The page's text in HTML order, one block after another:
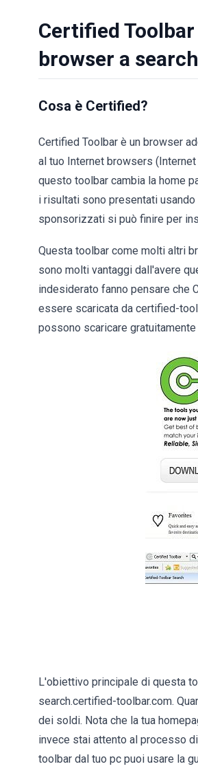
Certified
browser a
Cosa è Certified?
Certified Toolbar è un browser
al tuo Internet browsers
questo toolbar cambia la home
i risultati sono presentati
sponsorizzati si può finire per
Questa toolbar come molti altri
sono molti vantaggi dall'avere
indesiderato fanno pensare che
essere scaricata da certified-
possono scaricare gratuitamente
L'obiettivo principale di questa
search.certified-toolbar.com.
dei soldi. Nota che la tua
invece stai attento al processo
toolbar dal tuo pc puoi usare la